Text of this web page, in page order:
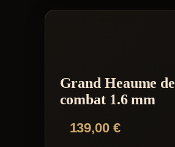
Grand Heaume de
combat 1.6 mm
139,00 €